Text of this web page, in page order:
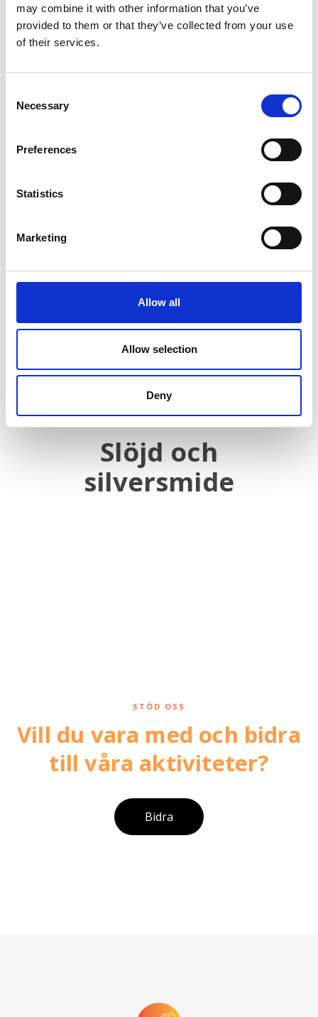
may combine it with other information that you’ve
provided to them or that they’ve collected from your use
of their services.
Selection
Necessary
Preferences
Statistics
Marketing
Allow all
Allow selection
Deny
Nästa
Nästa
inlägg:
Slöjd och
silversmide
STÖD OSS
Vill du vara med och bidra
till våra aktiviteter?
Bidra